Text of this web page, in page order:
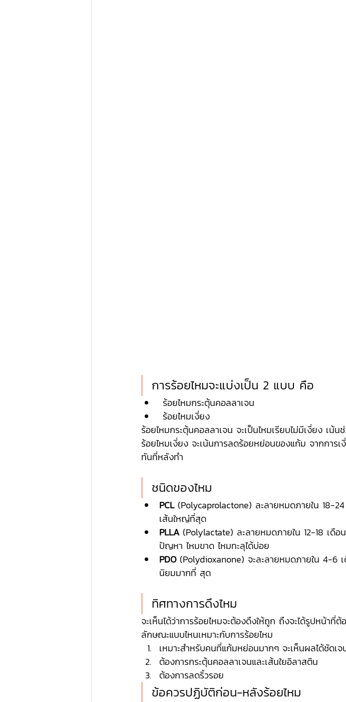
การร้อยไหมจะแบ่งเป็น 2 แบบ คือ
ร้อยไหมกระตุ้นคอลลาเจน
ร้อยไหมเงี่ยง
ร้อยไหมกระตุ้นคอลลาเจน จะเป็นไหมเรียบไม่มีเงี่ยง เน้
ร้อยไหมเงี่ยง จะเน้นการลดร้อยหย่อนของแก้ม จากการ
ทันที่หลังทำ
ชนิดของไหม
PCL (Polycaprolactone) ละลายหมดภายใน 18-
เส้นใหญ่ที่สุด
PLLA (Polylactate) ละลายหมดภายใน 12-18 เดือ
ปัญหา ไหมขาด ไหมทะลุได้บ่อย
PDO (Polydioxanone) จะละลายหมดภายใน 4-6
นิยมมากที่ สุด
ทิศทางการดึงไหม
จะเห็นได้ว่าการร้อยไหมจะต้องดึงให้ถูก ถึงจะได้รูปหน้า
ลักษณะแบบไหนเหมาะกับการร้อยไหม
เหมาะสำหรับคนที่แก้มหย่อนมากๆ จะเห็นผลได้ชัดเจ
ต้องการกระตุ้นคอลลาเจนและเส้นใยอิลาสติน
ต้องการลดริ้วรอย
ข้อควรปฏิบัติก่อน-หลังร้อยไหม